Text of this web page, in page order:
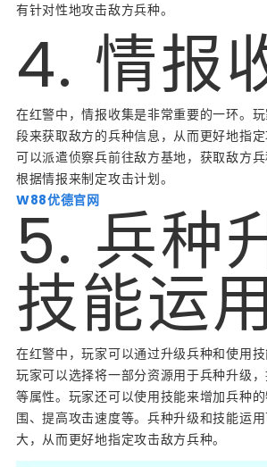
有针对性地攻击敌方兵种。
4. 情报
在红警中，情报收集是非常重要的一环。
段来获取敌方的兵种信息，从而更好地指
可以派遣侦察兵前往敌方基地，获取敌方
根据情报来制定攻击计划。
W88优德官网
5. 兵种
技能运用
在红警中，玩家可以通过升级兵种和使用技
玩家可以选择将一部分资源用于兵种升级
等属性。玩家还可以使用技能来增加兵种
围、提高攻击速度等。兵种升级和技能运
大，从而更好地指定攻击敌方兵种。